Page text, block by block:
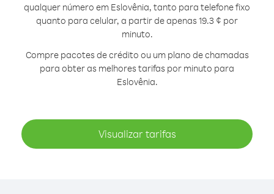
qualquer número em Eslovênia, tanto para telefone fixo
quanto para celular, a partir de apenas 19.3 ¢ por
minuto.
Compre pacotes de crédito ou um plano de chamadas
para obter as melhores tarifas por minuto para
Eslovênia.
Visualizar tarifas